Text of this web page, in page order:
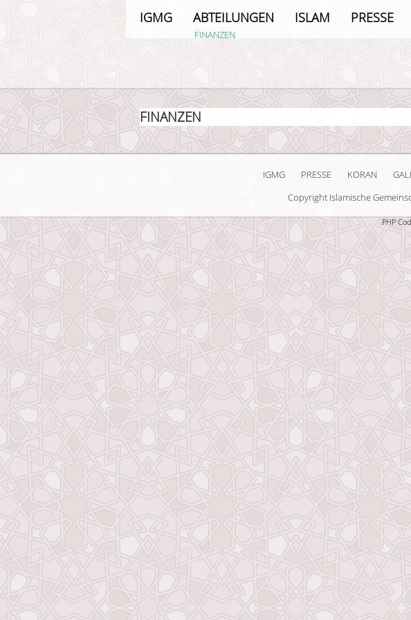
IGMG ABTEILUNGEN ISLAM PRESSE
FINANZEN
FINANZEN
IGMG PRESSE KORAN
Copyright Islamische
PHP